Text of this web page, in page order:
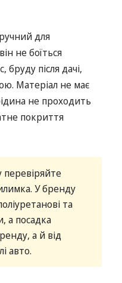
для
не боїться
бруду після дачі,
Матеріал не має
не проходить
покриття
перевіряйте
У бренду
та
а посадка
а й від
авто.